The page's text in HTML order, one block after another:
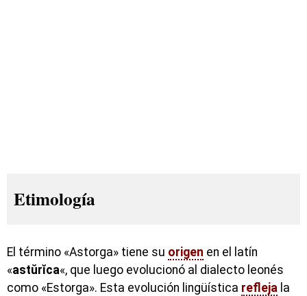
Etimología
El término «Astorga» tiene su origen en el latín
«astŭrĭca«, que luego evolucionó al dialecto leonés
como «Estorga». Esta evolución lingüística refleja la